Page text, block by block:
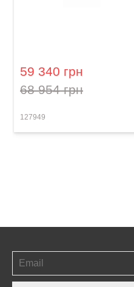
59 340 грн
68 954 грн
127949